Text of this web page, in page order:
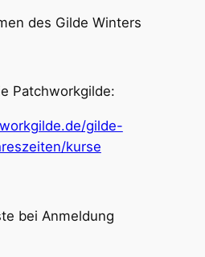
des Gilde Winters
Patchworkgilde:
gilde-
kurse
bei Anmeldung